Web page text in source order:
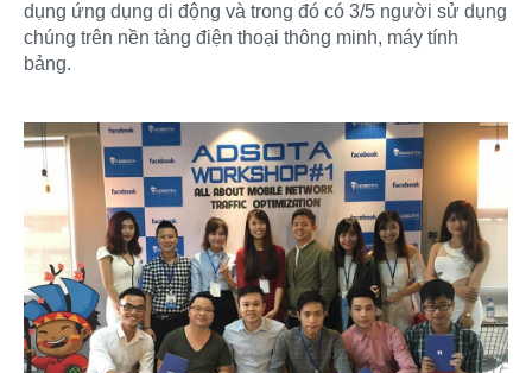
dụng ứng dụng di động và trong đó có 3/5 người sử dụng
chúng trên nền tảng điện thoại thông minh, máy tính
bảng.